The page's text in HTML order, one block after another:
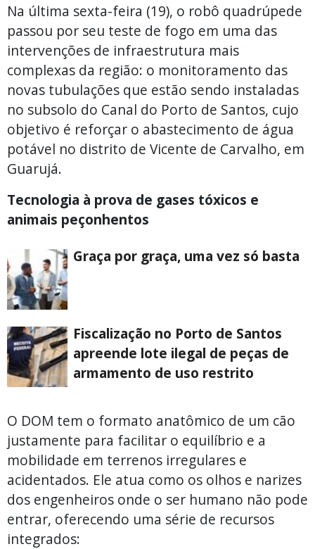
Na última sexta-feira (19), o robô quadrúpede
passou por seu teste de fogo em uma das
intervenções de infraestrutura mais
complexas da região: o monitoramento das
novas tubulações que estão sendo instaladas
no subsolo do Canal do Porto de Santos, cujo
objetivo é reforçar o abastecimento de água
potável no distrito de Vicente de Carvalho, em
Guarujá.
Tecnologia à prova de gases tóxicos e
animais peçonhentos
Graça por graça, uma vez só basta
Fiscalização no Porto de Santos
apreende lote ilegal de peças de
armamento de uso restrito
O DOM tem o formato anatômico de um cão
justamente para facilitar o equilíbrio e a
mobilidade em terrenos irregulares e
acidentados. Ele atua como os olhos e narizes
dos engenheiros onde o ser humano não pode
entrar, oferecendo uma série de recursos
integrados: